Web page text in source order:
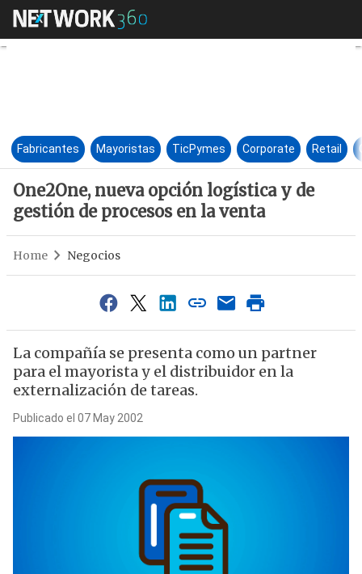
One2One, nueva opción
Fabricantes Mayoristas TicPymes Corporate Retail
One2One, nueva opción logística y de
gestión de procesos en la venta
Home Negocios
La compañía se presenta como un partner
para el mayorista y el distribuidor en la
externalización de tareas.
Publicado el 07 May 2002